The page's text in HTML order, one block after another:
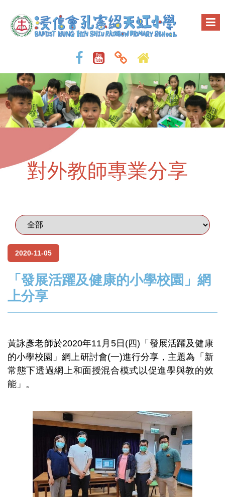
對外教師專業分享
2020-11-05
「發展活躍及健康的小學校園」網
上分享
黃詠彥老師於2020年11月5日(四)「發展活躍及健康
的小學校園」網上研討會(一)進行分享，主題為「新
常態下透過網上和面授混合模式以促進學與教的效
能」。